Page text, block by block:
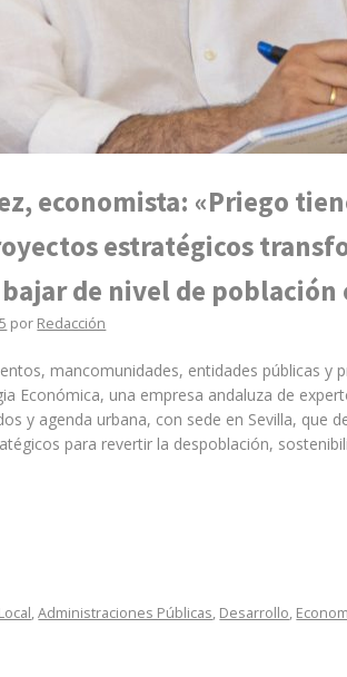
economista: «Priego
estratégicos
de nivel de población
por Redacción
mancomunidades, entidades públicas y
Económica, una empresa andaluza de
y agenda urbana, con sede en Sevilla, que
para revertir la despoblación,
,Administraciones Públicas, Desarrollo,